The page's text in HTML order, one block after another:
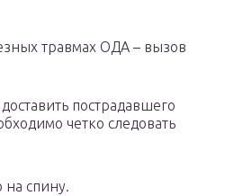
травмах ОДА – вызов
пострадавшего
четко следовать
на спину.